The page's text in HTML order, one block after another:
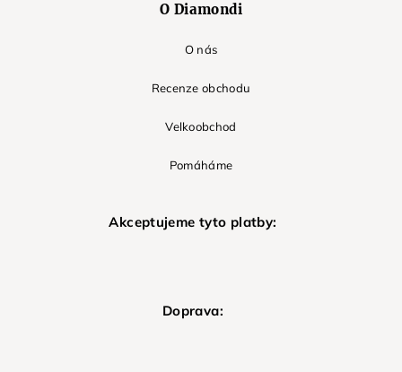
O Diamondi
O nás
Recenze obchodu
Velkoobchod
Pomáháme
Akceptujeme tyto platby:
Doprava: